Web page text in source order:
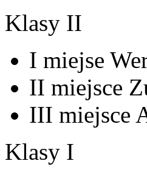
Klasy II
I miejse
II miejsce
III miejsce
Klasy I